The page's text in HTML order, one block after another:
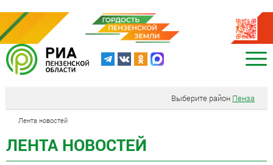
Выберите район Пенза
Лента новостей
ЛЕНТА НОВОСТЕЙ